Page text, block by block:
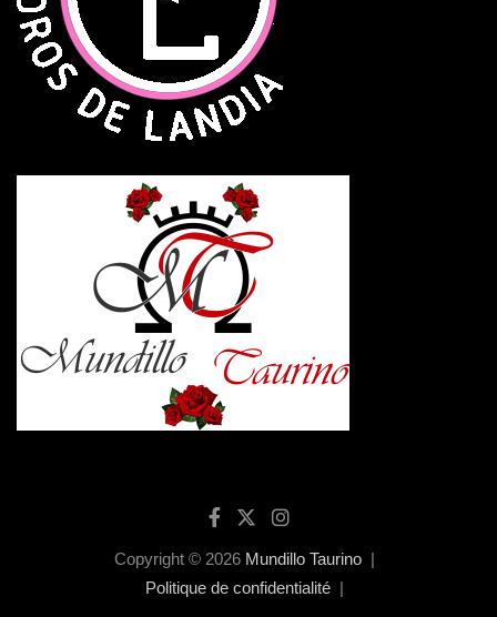
Copyright © 2026 Mundillo Taurino
Politique de confidentialité